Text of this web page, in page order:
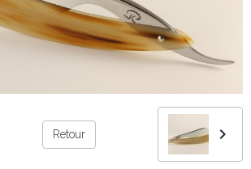
Retour